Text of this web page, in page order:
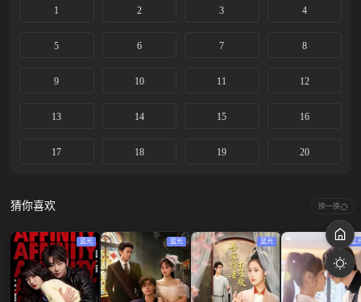
1 2 3 4
5 6 7 8
9 10 11 12
13 14 15 16
17 18 19 20
猜你喜欢 换一换
蓝光 蓝光 蓝光 蓝